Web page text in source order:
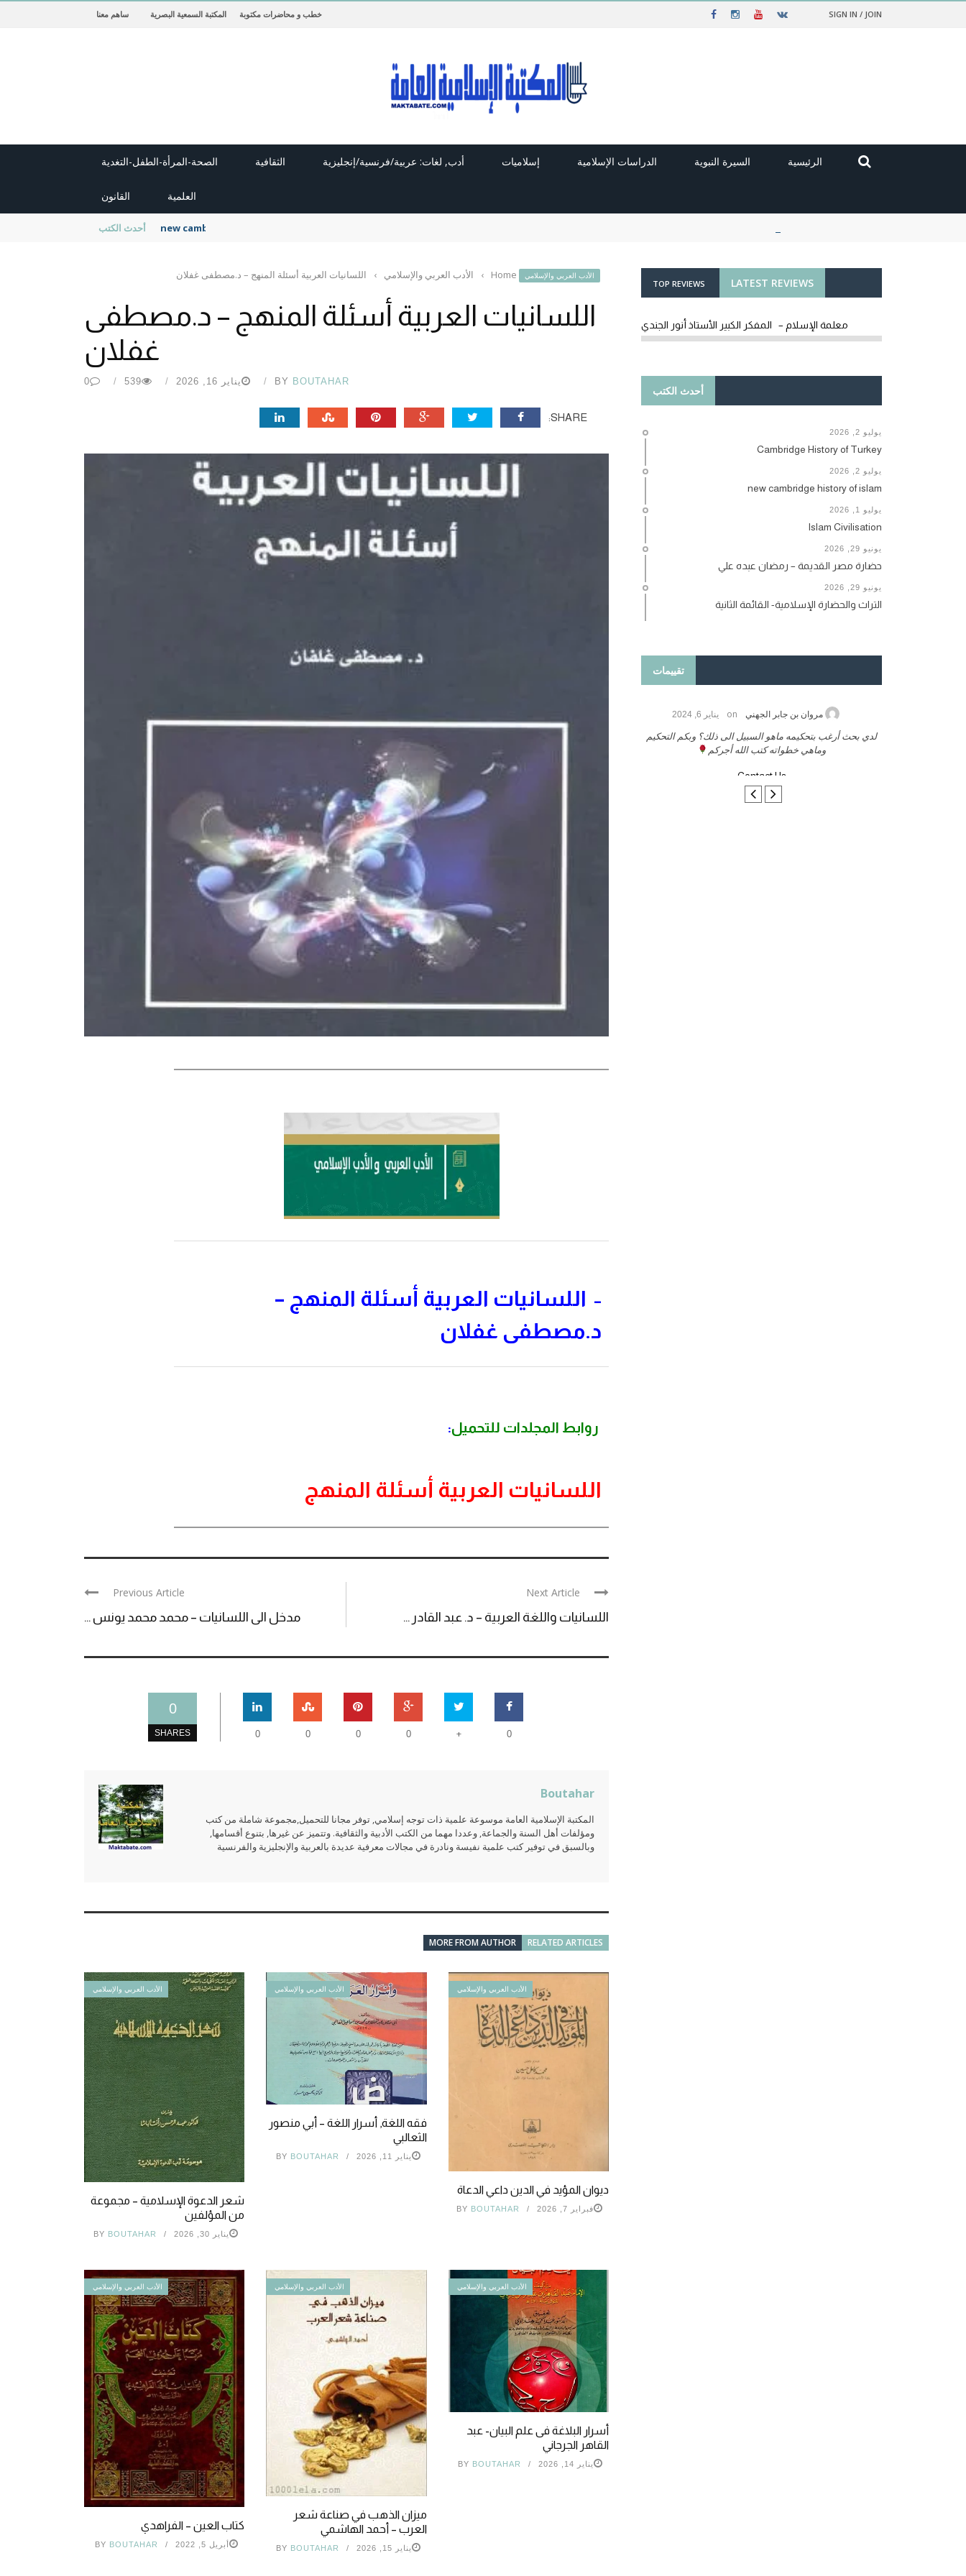
SIGN IN / JOIN خطب و محاضرات مكتوبة المكتبة السمعية البصرية ساهم معنا
الرئيسية السيرة النبوية الدراسات الإسلامية إسلاميات أدب, لغات: عربية/فرنسية/إنجليزية الثقافية الصحة-المرأة-الطفل-التغدية
العلمية القانون
أحدث الكتب new cambridge history of islam
الأدب العربي والإسلامي Home
› الأدب العربي والإسلامي › اللسانيات العربية أسئلة المنهج – د.مصطفى غفلان
اللسانيات العربية أسئلة المنهج – د.مصطفى
غفلان
BY BOUTAHAR يناير 16, 2026 539
0
SHARE:
– اللسانيات العربية أسئلة المنهج –
د.مصطفى غفلان
روابط المجلدات للتحميل:
اللسانيات العربية أسئلة المنهج
Previous Article
مدخل الى اللسانيات – محمد محمد يونس ...
Next Article
اللسانيات واللغة العربية – د. عبد القادر ...
0
SHARES 0
+
0
0
0
0
Boutahar
المكتبة الإسلامية العامة موسوعة علمية ذات توجه إسلامي, توفر مجانا للتحميل,مجموعة شاملة من كتب
ومؤلفات أهل السنة والجماعة, وعددا مهما من الكتب الأدبية والثقافية. وتتميز عن غيرها, بتنوع أقسامها,
وبالسبق في توفير كتب علمية نفيسة ونادرة في مجالات معرفية عديدة بالعربية والإنجليزية والفرنسية
RELATED ARTICLES
MORE FROM AUTHOR
الأدب العربي والإسلامي
شعر الدعوة الإسلامية – مجموعة
من المؤلفين
يناير 30, 2026 BY BOUTAHAR
الأدب العربي والإسلامي
فقه اللغة, أسرار اللغة – أبي منصور
الثعالبي
يناير 11, 2026 BY BOUTAHAR
الأدب العربي والإسلامي
ديوان المؤيد في الدين داعي الدعاة
فبراير 7, 2026 BY BOUTAHAR
الأدب العربي والإسلامي
كتاب العين – الفراهدي
أبريل 5, 2022 BY BOUTAHAR
الأدب العربي والإسلامي
ميزان الذهب في صناعة شعر
العرب – أحمد الهاشمي
يناير 15, 2026 BY BOUTAHAR
الأدب العربي والإسلامي
أسرار البلاغة فى علم البيان- عبد
القاهر الجرجاني
يناير 14, 2026 BY BOUTAHAR
LATEST REVIEWS
TOP REVIEWS
معلمة الإسلام – المفكر الكبير الأستاذ أنور الجندي
أحدث الكتب
يوليو 2, 2026
Cambridge History of Turkey
يوليو 2, 2026
new cambridge history of islam
يوليو 1, 2026
Islam Civilisation
يونيو 29, 2026
حضارة مصر القديمة – رمضان عبده علي
يونيو 29, 2026
التراث والحضارة الإسلامية- القائمة الثانية
تقييمات
مروان بن جابر الجهني on يناير 6, 2024
لدي بحث أرغب بتحكيمه ماهو السبيل الى ذلك؟ وبكم التحكيم
وماهي خطواته كتب الله أجركم
Contact Us